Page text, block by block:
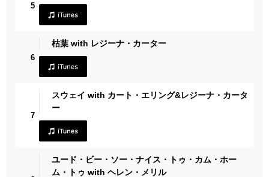
5
6
枯葉 with レジーナ・カーター
7
スウェイ with カート・エリング&レジーナ・カータ
ー
ユード・ビー・ソー・ナイス・トゥ・カム・ホー
ム・トゥ with ヘレン・メリル